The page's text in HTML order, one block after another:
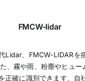
FMCW-lidar
Lidar、FMCW-LIDARを
、霧や雨、粉塵やヒュ
正確に識別できます、自